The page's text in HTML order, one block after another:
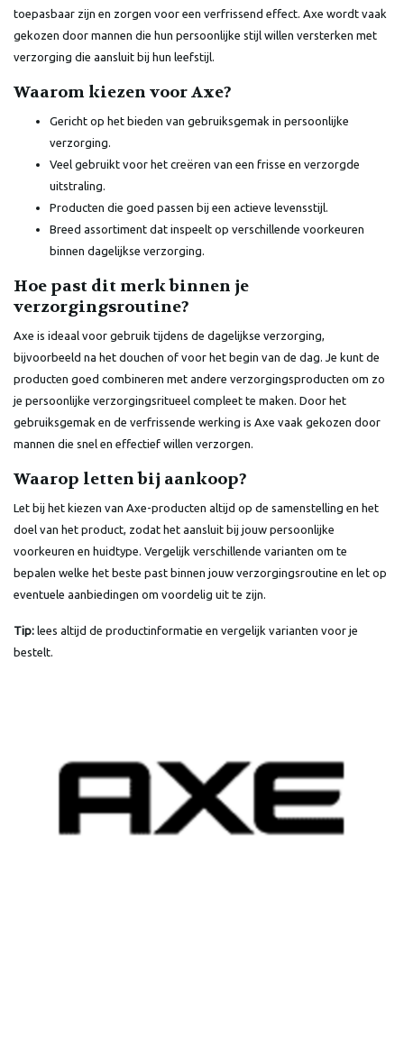
toepasbaar zijn en zorgen voor een verfrissend effect. Axe wordt vaak
gekozen door mannen die hun persoonlijke stijl willen versterken met
verzorging die aansluit bij hun leefstijl.
Waarom kiezen voor Axe?
Gericht op het bieden van gebruiksgemak in persoonlijke
verzorging.
Veel gebruikt voor het creëren van een frisse en verzorgde
uitstraling.
Producten die goed passen bij een actieve levensstijl.
Breed assortiment dat inspeelt op verschillende voorkeuren
binnen dagelijkse verzorging.
Hoe past dit merk binnen je
verzorgingsroutine?
Axe is ideaal voor gebruik tijdens de dagelijkse verzorging,
bijvoorbeeld na het douchen of voor het begin van de dag. Je kunt de
producten goed combineren met andere verzorgingsproducten om zo
je persoonlijke verzorgingsritueel compleet te maken. Door het
gebruiksgemak en de verfrissende werking is Axe vaak gekozen door
mannen die snel en effectief willen verzorgen.
Waarop letten bij aankoop?
Let bij het kiezen van Axe-producten altijd op de samenstelling en het
doel van het product, zodat het aansluit bij jouw persoonlijke
voorkeuren en huidtype. Vergelijk verschillende varianten om te
bepalen welke het beste past binnen jouw verzorgingsroutine en let op
eventuele aanbiedingen om voordelig uit te zijn.
Tip: lees altijd de productinformatie en vergelijk varianten voor je
bestelt.